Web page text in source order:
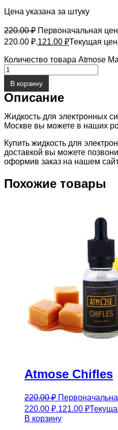
Цена указана за штуку
220.00₽ Первоначальная
220.00 ₽.121.00 ₽Текущая
Количество товара Atmose
В корзину
Описание
Жидкость для электронных
Москве вы можете в наших
Купить жидкость для
доставкой вы можете
оформив заказ на нашем
Похожие товары
Atmose Chifles
220.00₽
220.00 ₽.121.00 ₽
В корзину